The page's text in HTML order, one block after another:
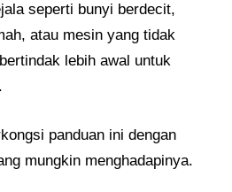
seperti bunyi berdecit,
atau mesin yang tidak
lebih awal untuk
panduan ini dengan
mungkin menghadapinya.